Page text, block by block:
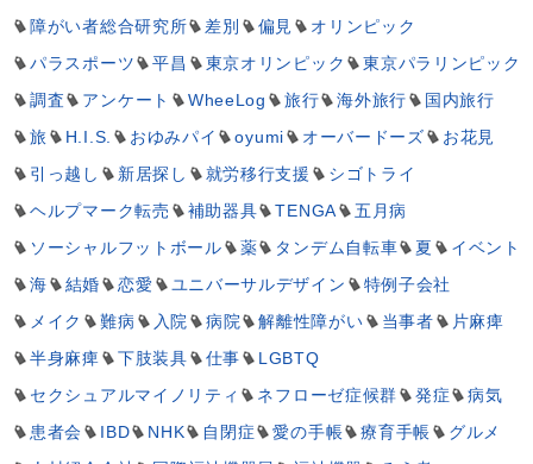
障がい者総合研究所
差別 偏見
オリンピック
パラスポーツ
平昌 東京オリンピック
東京パラリンピック
調査
アンケート WheeLog 旅行 海外旅行
国内旅行
旅
H.I.S. おゆみパイ oyumi オーバードーズ
お花見
引っ越し
新居探し 就労移行支援
シゴトライ
ヘルプマーク転売
補助器具 TENGA
五月病
ソーシャルフットボール
薬 タンデム自転車 夏
イベント
海
結婚 恋愛 ユニバーサルデザイン
特例子会社
メイク
難病 入院 病院 解離性障がい 当事者
片麻痺
半身麻痺
下肢装具 仕事
LGBTQ
セクシュアルマイノリティ
ネフローゼ症候群 発症
病気
患者会
IBD NHK 自閉症 愛の手帳 療育手帳
グルメ